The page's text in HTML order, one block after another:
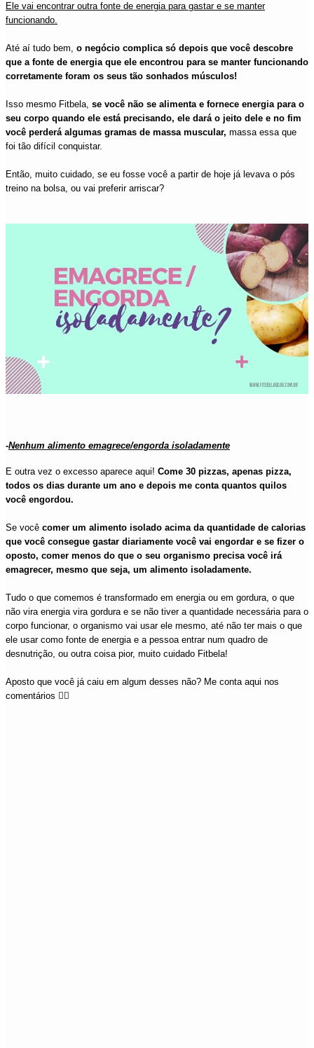
Ele vai encontrar outra fonte de energia para gastar e se manter
funcionando.
Até aí tudo bem, o negócio complica só depois que você descobre
que a fonte de energia que ele encontrou para se manter funcionando
corretamente foram os seus tão sonhados músculos!
Isso mesmo Fitbela, se você não se alimenta e fornece energia para o
seu corpo quando ele está precisando, ele dará o jeito dele e no fim
você perderá algumas gramas de massa muscular, massa essa que
foi tão difícil conquistar.
Então, muito cuidado, se eu fosse você a partir de hoje já levava o pós
treino na bolsa, ou vai preferir arriscar?
-Nenhum alimento emagrece/engorda isoladamente
E outra vez o excesso aparece aqui! Come 30 pizzas, apenas pizza,
todos os dias durante um ano e depois me conta quantos quilos
você engordou.
Se você comer um alimento isolado acima da quantidade de calorias
que você consegue gastar diariamente você vai engordar e se fizer o
oposto, comer menos do que o seu organismo precisa você irá
emagrecer, mesmo que seja, um alimento isoladamente.
Tudo o que comemos é transformado em energia ou em gordura, o que
não vira energia vira gordura e se não tiver a quantidade necessária para o
corpo funcionar, o organismo vai usar ele mesmo, até não ter mais o que
ele usar como fonte de energia e a pessoa entrar num quadro de
desnutrição, ou outra coisa pior, muito cuidado Fitbela!
Aposto que você já caiu em algum desses não? Me conta aqui nos
comentários 👇🏼